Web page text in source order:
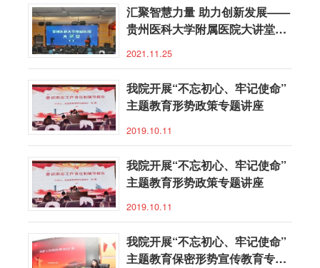
汇聚智慧力量 助力创新发展——
贵州医科大学附属医院大讲堂开
2021.11.25
我院开展“不忘初心、牢记使命”
主题教育形势政策专题讲座
2019.10.11
我院开展“不忘初心、牢记使命”
主题教育形势政策专题讲座
2019.10.11
我院开展“不忘初心、牢记使命”
主题教育保密形势宣传教育专题